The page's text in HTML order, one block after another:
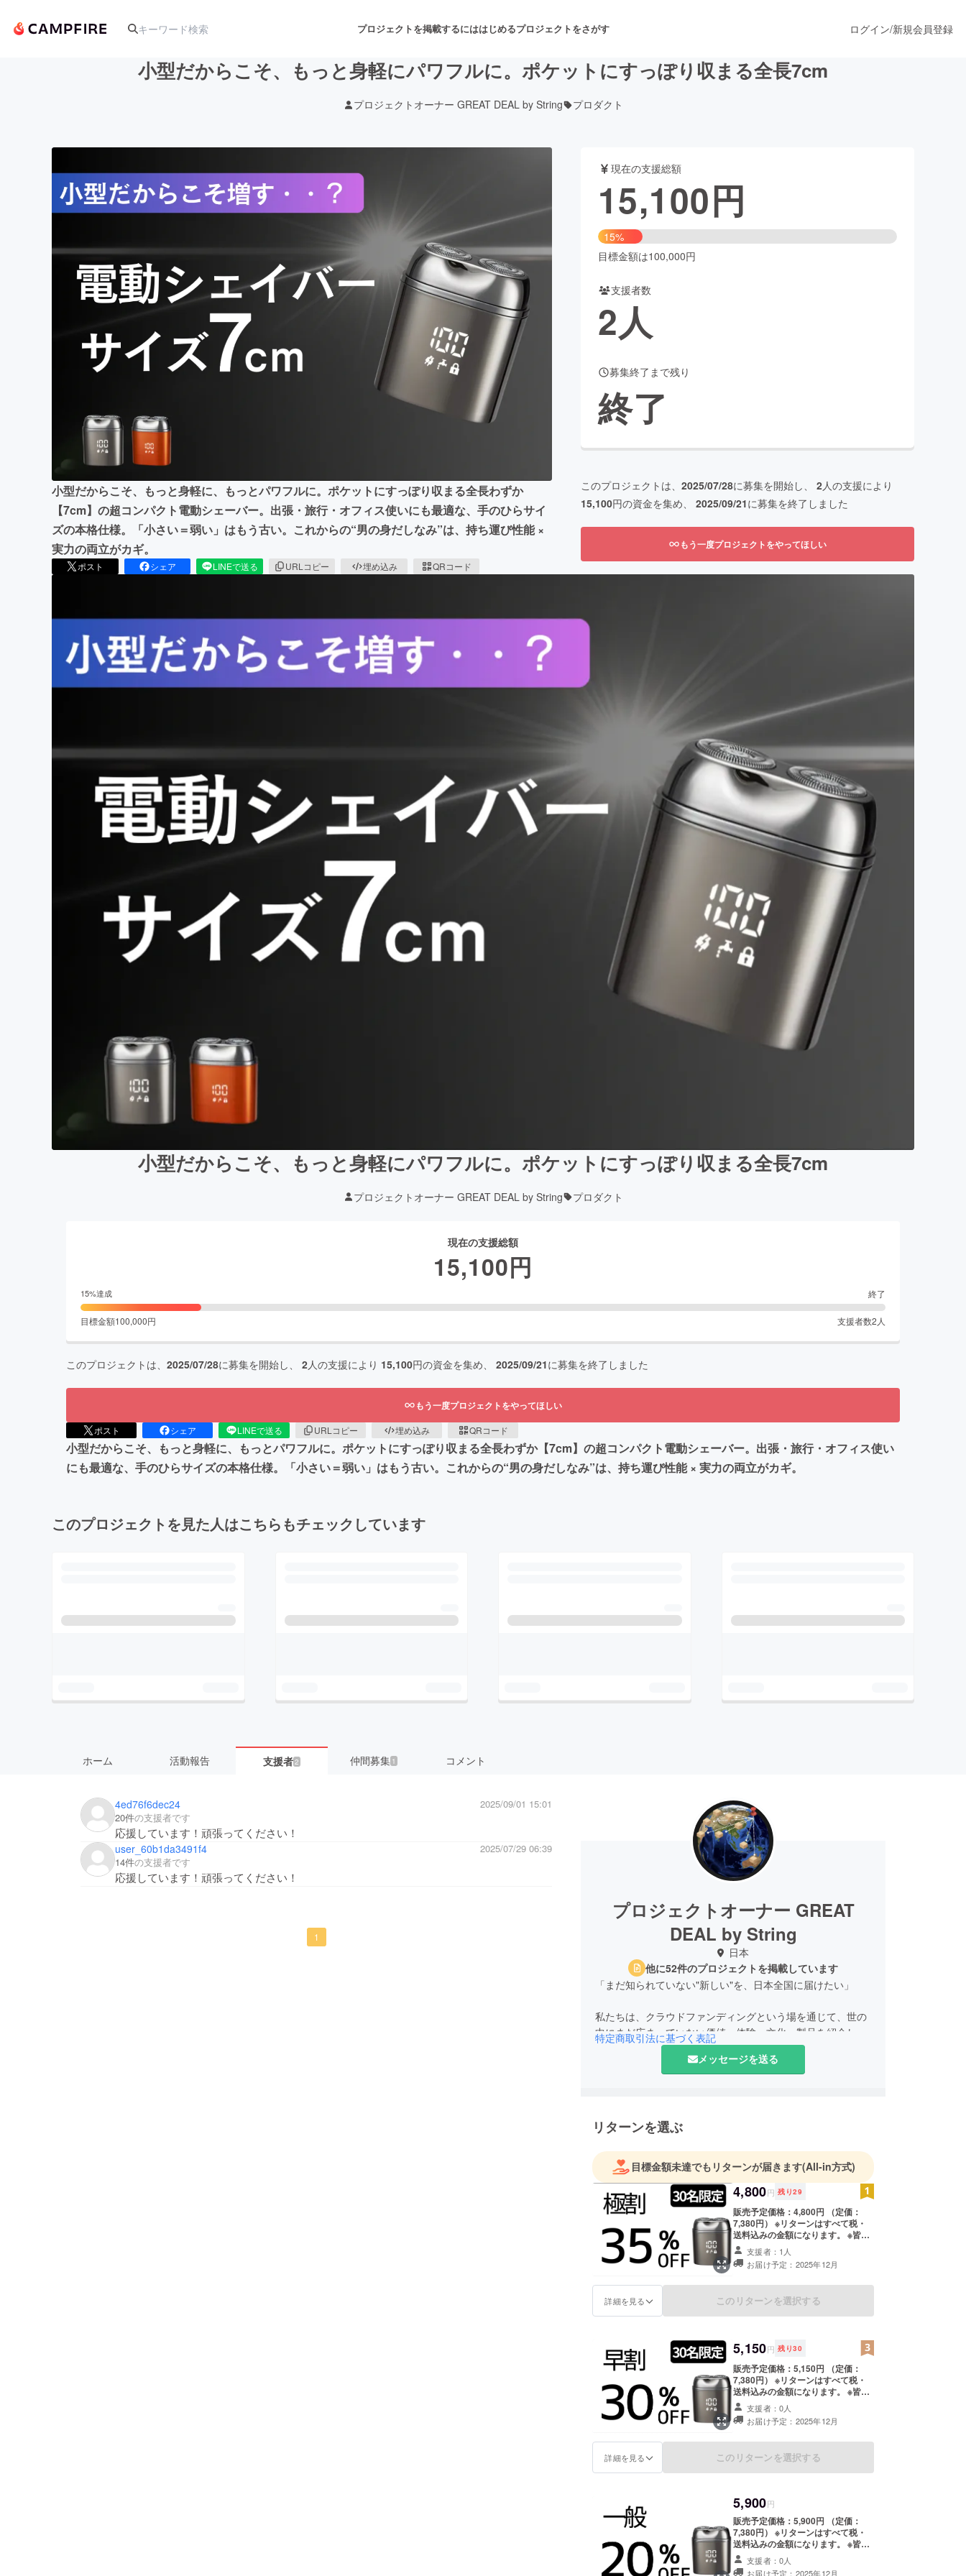
プロジェクトを掲載するにははじめるプロジェクトをさがす
アート・写真 音楽 舞台・パフォーマンス
テクノロジー・ガジェット ゲーム・サービス開発 フード・飲食店 ファッション
映像・映画 書籍・雑誌出版 アニメ・漫画
ビジネス・起業 チャレンジ ビューティー・ヘルスケア
まちづくり・地域活性化
CAMPFIRE for Social GoodCAMPFIRE Creation
CAMPFIREふるさと納税machi-ya
ログイン/新規会員登録
小型だからこそ、もっと身軽にパワフルに。ポケットにすっぽり収まる全長7cm
プロジェクトオーナー GREAT DEAL by String プロダクト
小型だからこそ、もっと身軽に、もっとパワフルに。ポケットにすっぽり収まる全長わずか
【7cm】の超コンパクト電動シェーバー。出張・旅行・オフィス使いにも最適な、手のひらサイ
ズの本格仕様。「小さい＝弱い」はもう古い。これからの“男の身だしなみ”は、持ち運び性能 ×
実力の両立がカギ。
ポスト シェア LINEで送る URLコピー 埋め込み QRコード
現在の支援総額
15,100円
15%
目標金額は100,000円
支援者数
2人
募集終了まで残り
終了
このプロジェクトは、 2025/07/28に募集を開始し、 2人の支援により
15,100円の資金を集め、 2025/09/21に募集を終了しました
もう一度プロジェクトをやってほしい
小型だからこそ、もっと身軽にパワフルに。ポケットにすっぽり収まる全長7cm
プロジェクトオーナー GREAT DEAL by String プロダクト
現在の支援総額
15,100円
15%達成 終了
目標金額100,000円 支援者数2 人
このプロジェクトは、 2025/07/28に募集を開始し、 2人の支援により 15,100円の資金を集め、 2025/09/21に募集を終了しました
もう一度プロジェクトをやってほしい
ポスト シェア LINEで送る URLコピー 埋め込み QRコード
小型だからこそ、もっと身軽に、もっとパワフルに。ポケットにすっぽり収まる全長わずか【7cm】の超コンパクト電動シェーバー。出張・旅行・オフィス使い
にも最適な、手のひらサイズの本格仕様。「小さい＝弱い」はもう古い。これからの“男の身だしなみ”は、持ち運び性能 × 実力の両立がカギ。
このプロジェクトを見た人はこちらもチェックしています
ホーム 活動報告 支援者 2 仲間募集 1 コメント
4ed76f6dec24
2025/09/01 15:01
20件の支援者です
応援しています！頑張ってください！
user_60b1da3491f4
2025/07/29 06:39
14件の支援者です
応援しています！頑張ってください！
1
プロジェクトオーナー GREAT
DEAL by String
日本
他に52件のプロジェクトを掲載しています
「まだ知られていない"新しい"を、日本全国に届けたい」
私たちは、クラウドファンディングという場を通じて、世の
中にまだ広まっていない価値・体験・文化・製品を紹介し、
共感と応援の輪を広げることを目指しています。
ような挑戦を続けていきます。
みなさんの応援が、未来の定番をつくります。
特定商取引法に基づく表記
メッセージを送る
リターンを選ぶ
目標金額未達でもリターンが届きます(All-in方式)
4,800円 残り29
販売予定価格：4,800円 （定価：
7,380円） ※リターンはすべて税・
送料込みの金額になります。 ※皆様
の支援により量産効率が向上した場
合、正規販売価格が販売予定価格よ
り下がる可能性もございます。 類似
お願い致します。 【配送時期】 商
品到着は2025年12月を想定してお
が遅れる場合がございます。 ※商品
代を安くする為に工数削減をしてお
り出荷連絡は致しません。活動報告
をご覧ください。 ※配送時間の指定
は承っておりません。万が一ご不在
の場合は、不在票がポストに投函さ
れますので、お手数ですが再配達の
手続きをご自身でお願い申し上げま
す。 ※保管期限超過などにより荷物
が弊社へ返送された場合、再送手数
料および送料（1,800円）をご負担
いただきます。
支援者：1人
お届け予定：2025年12月
詳細を見る このリターンを選択する
5,150円 残り30
販売予定価格：5,150円 （定価：
7,380円） ※リターンはすべて税・
送料込みの金額になります。 ※皆様
の支援により量産効率が向上した場
合、正規販売価格が販売予定価格よ
り下がる可能性もございます。 類似
お願い致します。 【配送時期】 商
品到着は2025年12月を想定してお
代を安くする為に工数削減をしてお
り出荷連絡は致しません。活動報告
をご覧ください。 ※配送時間の指定
は承っておりません。万が一ご不在
の場合は、不在票がポストに投函さ
れますので、お手数ですが再配達の
支援者：0人
お届け予定：2025年12月
詳細を見る このリターンを選択する
5,900円
販売予定価格：5,900円 （定価：
7,380円） ※リターンはすべて税・
送料込みの金額になります。 ※皆様
の支援により量産効率が向上した場
合、正規販売価格が販売予定価格よ
支援者：0人
お届け予定：2025年12月